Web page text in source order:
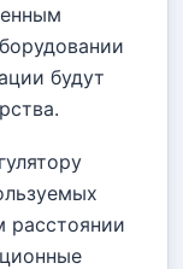
будут
расстоянии